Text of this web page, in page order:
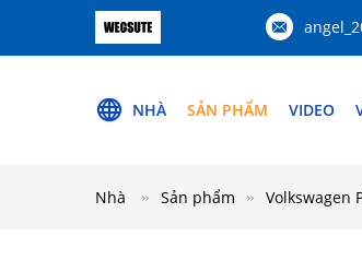
NHÀ SẢN PHẨM VIDEO
Nhà Sản phẩm Volkswagen